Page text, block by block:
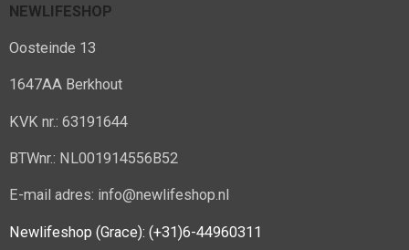
NEWLIFESHOP
Oosteinde 13
1647AA Berkhout
KVK nr.: 63191644
BTWnr.: NL001914556B52
E-mail adres: info@newlifeshop.nl
Newlifeshop (Grace): (+31)6-44960311